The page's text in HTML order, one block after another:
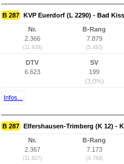
B 287 KVP Euerdorf (L 2290) - Bad
Nr.
2.366
(11.928)
B-Rang
7.879
(5.483)
DTV
6.623
SV
199
(3,0%)
Infos...
B 287 Elfershausen-Trimberg (K 12) -
Nr.
2.367
(11.927)
B-Rang
7.173
(4.784)